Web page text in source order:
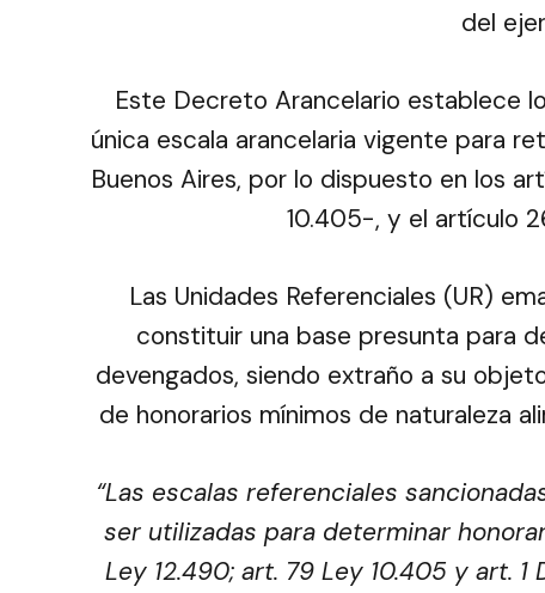
del
Este Decreto Arancelario establece
única escala arancelaria vigente para
Buenos Aires, por lo dispuesto en los
10.405-, y el artículo
Las Unidades Referenciales (UR)
constituir una base presunta para
devengados, siendo extraño a su
de honorarios mínimos de naturaleza
“Las escalas referenciales
ser utilizadas para determinar
Ley 12.490; art. 79 Ley 10.405 y art.